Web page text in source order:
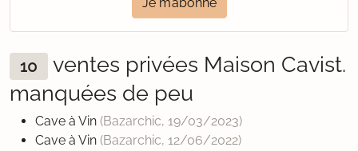
10
ventes privées Maison Cavist.
manquées de peu
Cave à Vin (Bazarchic, 19/03/2023)
Cave à Vin (Bazarchic, 12/06/2022)